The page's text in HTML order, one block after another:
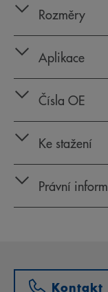
Rozměry
Aplikace
Čísla OE
Ke stažení
Právní
Kontakt